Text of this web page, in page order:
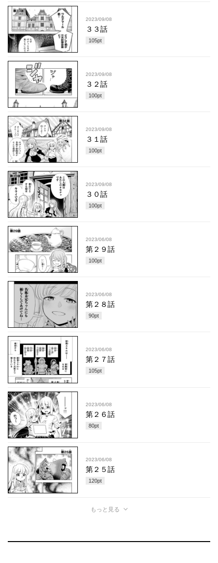
2023/09/08
３３話
105pt
2023/09/08
３２話
100pt
2023/09/08
３１話
100pt
2023/09/08
３０話
100pt
2023/06/08
第２９話
100pt
2023/06/08
第２８話
90pt
2023/06/08
第２７話
105pt
2023/06/08
第２６話
80pt
2023/06/08
第２５話
120pt
もっと見る